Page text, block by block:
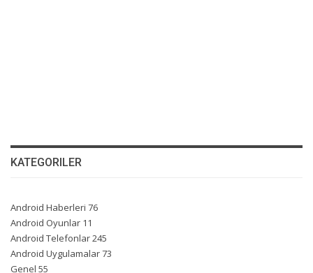
KATEGORILER
Android Haberleri 76
Android Oyunlar 11
Android Telefonlar245
Android Uygulamalar73
Genel 55